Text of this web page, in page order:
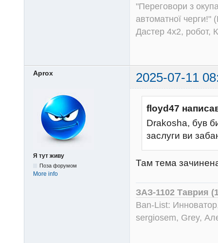
"Переговори з
автоматної черги!"
Дастер 4х2, робот,
Aprox 2025-07-11
Я тут живу
Поза форумом
More info
floyd47
Drakosha, був
заслуги ви
Там тема
ЗАЗ-1102 Таврия
Ban-List:
sergiosem, Grey,